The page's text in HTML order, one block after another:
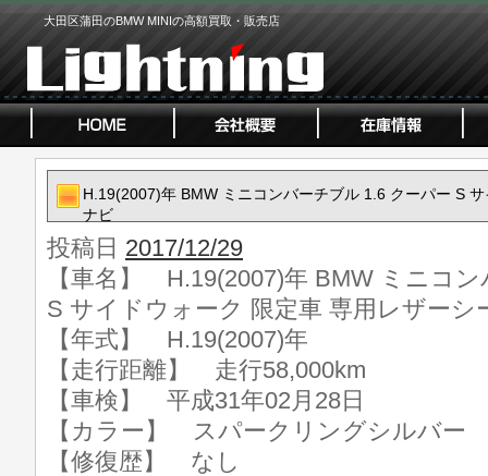
大田区蒲田のBMW MINIの高額買取・販売店
H.19(2007)年 BMW ミニコンバーチブル 1.6 クーパー S
ナビ
投稿日 2017/12/29
【車名】 H.19(2007)年 BMW ミニコ
S サイドウォーク 限定車 専用レザーシ
【年式】 H.19(2007)年
【走行距離】 走行58,000km
【車検】 平成31年02月28日
【カラー】 スパークリングシルバー
【修復歴】 なし